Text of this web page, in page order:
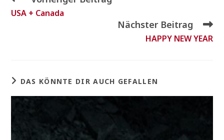
USA + Canada
Nächster Beitrag
HAPPY NEW YEAR
DAS KÖNNTE DIR AUCH GEFALLEN